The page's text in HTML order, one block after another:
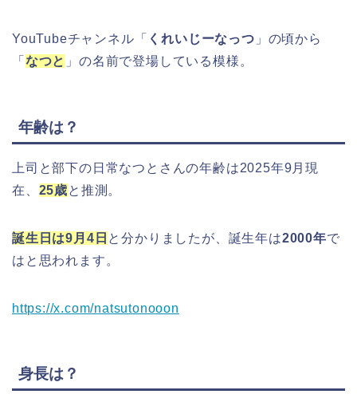
YouTubeチャンネル「 くれいじーなっつ 」の頃から
「 なつと 」の名前で登場している模様。
年齢は？
上司と部下の日常なつとさんの年齢は2025年9月現
在、 25歳と推測。
誕生日は9月4日 と分かりましたが、誕生年は2000年で
はと思われます。
https://x.com/natsutonooon
身長は？